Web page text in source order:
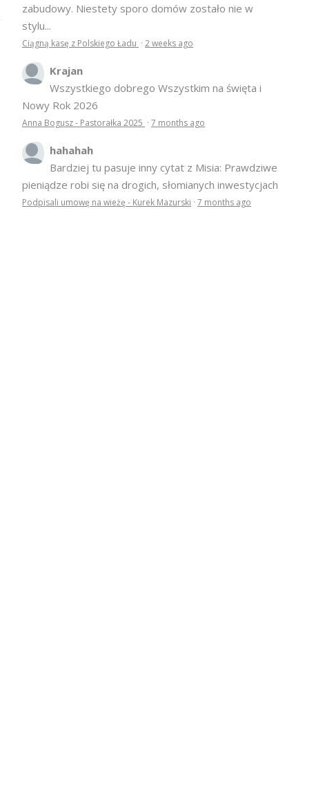
zabudowy. Niestety sporo domów zostało nie w
stylu...
Ciągną kasę z Polskiego Ładu · 2 weeks ago
Krajan
Wszystkiego dobrego Wszystkim na święta i
Nowy Rok 2026
Anna Bogusz - Pastorałka 2025 · 7 months ago
hahahah
Bardziej tu pasuje inny cytat z Misia: Prawdziwe
pieniądze robi się na drogich, słomianych inwestycjach
Podpisali umowę na wieżę - Kurek Mazurski · 7 months ago